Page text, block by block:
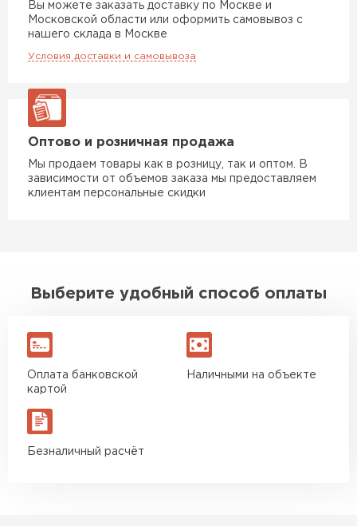
Вы можете заказать доставку по Москве и
Московской области или оформить самовывоз с
нашего склада в Москве
Условия доставки и самовывоза
Оптово и розничная продажа
Мы продаем товары как в розницу, так и оптом. В
зависимости от объемов заказа мы предоставляем
клиентам персональные скидки
Выберите удобный способ оплаты
Оплата банковской
картой
Наличными на объекте
Безналичный расчёт